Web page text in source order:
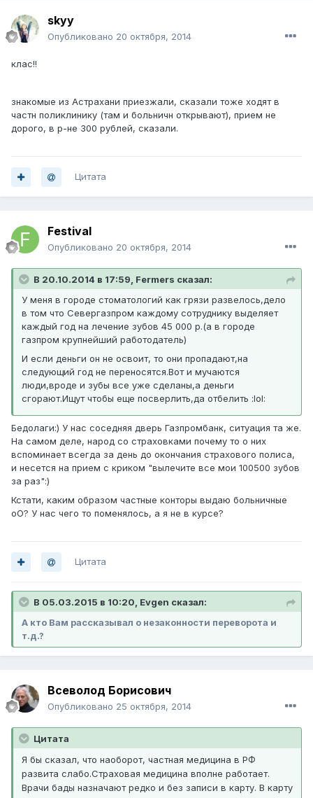
skyy
Опубликовано 20 октября, 2014
клас!!
знакомые из Астрахани приезжали, сказали тоже ходят в
частн поликлинику (там и больничн открывают), прием не
дорого, в р-не 300 рублей, сказали.
Цитата
Festival
Опубликовано 20 октября, 2014
В 20.10.2014 в 17:59, Fermers сказал:
У меня в городе стоматологий как грязи развелось,дело
в том что Севергазпром каждому сотруднику выделяет
каждый год на лечение зубов 45 000 р.(а в городе
газпром крупнейший работодатель)
И если деньги он не освоит, то они пропадают,на
следующий год не переносятся.Вот и мучаются
люди,вроде и зубы все уже сделаны,а деньги
сгорают.Ищут чтобы еще посверлить,да отбелить :lol:
Бедолаги:) У нас соседняя дверь Газпромбанк, ситуация та же.
На самом деле, народ со страховками почему то о них
вспоминает всегда за день до окончания страхового полиса,
и несется на прием с криком "вылечите все мои 100500 зубов
за раз":)
Кстати, каким образом частные конторы выдаю больничные
оО? У нас чего то поменялось, а я не в курсе?
Цитата
В 05.03.2015 в 10:20, Evgen сказал:
А кто Вам рассказывал о незаконности переворота и
т.д.?
Всеволод Борисович
Опубликовано 25 октября, 2014
Цитата
Я бы сказал, что наоборот, частная медицина в РФ
развита слабо.Страховая медицина вполне работает.
Врачи бады назначают редко и без записи в карту. В карту